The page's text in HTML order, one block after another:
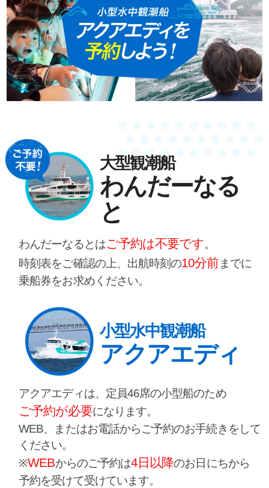
大型観潮船
わんだーなる
と
わんだーなるとはご予約は不要です。
時刻表をご確認の上、出航時刻の10分前 までに
乗船券をお求めください。
小型水中観潮船
アクアエディ
アクアエディは、定員46席の小型船のため
ご予約が必要になります。
WEB、またはお電話からご予約のお手続きをして
ください。
※WEBからのご予約は4日以降のお日にちから
予約を受けて受けています。